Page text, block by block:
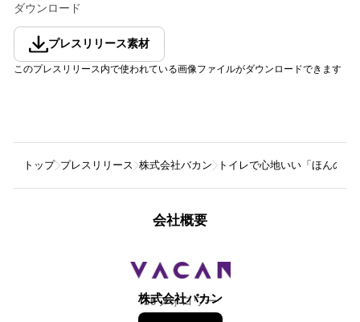
ダウンロード
プレスリリース素材
このプレスリリース内で使われている画像ファイルがダウンロードできます
トップ プレスリリース 株式会社バカン トイレで心地いい「ほんの
会社概要
株式会社バカン
50フォロワー